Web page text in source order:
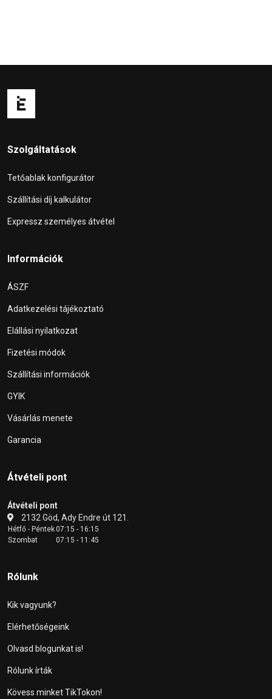
Szolgáltatások
Tetőablak konfigurátor
Szállítási díj kalkulátor
Expressz személyes átvétel
Információk
ÁSZF
Adatkezelési tájékoztató
Elállási nyilatkozat
Fizetési módok
Szállítási információk
GYIK
Vásárlás menete
Garancia
Átvételi pont
Átvételi pont
2132 Göd, Ady Endre út 121.
Hétfő - Péntek07:15 - 16:15
Szombat
07:15 - 11:45
Rólunk
Kik vagyunk?
Elérhetőségeink
Olvasd blogunkat is!
Rólunk írták
Kövess minket TikTokon!